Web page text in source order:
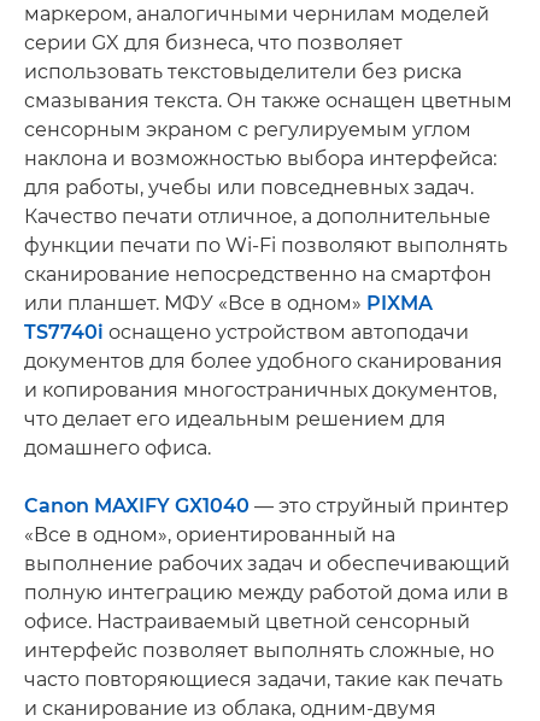
маркером, аналогичными чернилам моделей
серии GX для бизнеса, что позволяет
использовать текстовыделители без риска
смазывания текста. Он также оснащен цветным
сенсорным экраном с регулируемым углом
наклона и возможностью выбора интерфейса:
для работы, учебы или повседневных задач.
Качество печати отличное, а дополнительные
функции печати по Wi-Fi позволяют выполнять
сканирование непосредственно на смартфон
или планшет. МФУ «Все в одном» PIXMA
TS7740i оснащено устройством автоподачи
документов для более удобного сканирования
и копирования многостраничных документов,
что делает его идеальным решением для
домашнего офиса.
Canon MAXIFY GX1040 — это струйный принтер
«Все в одном», ориентированный на
выполнение рабочих задач и обеспечивающий
полную интеграцию между работой дома или в
офисе. Настраиваемый цветной сенсорный
интерфейс позволяет выполнять сложные, но
часто повторяющиеся задачи, такие как печать
и сканирование из облака, одним-двумя